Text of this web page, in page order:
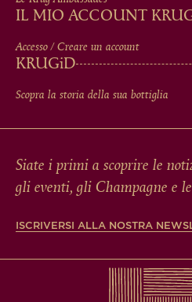
IL MIO ACCOUNT
Accesso / Creare un account
KRUGiD
Scopra la storia della sua bottiglia
Siate i primi a scoprire le
gli eventi, gli Champagne e
ISCRIVERSI ALLA NOSTRA